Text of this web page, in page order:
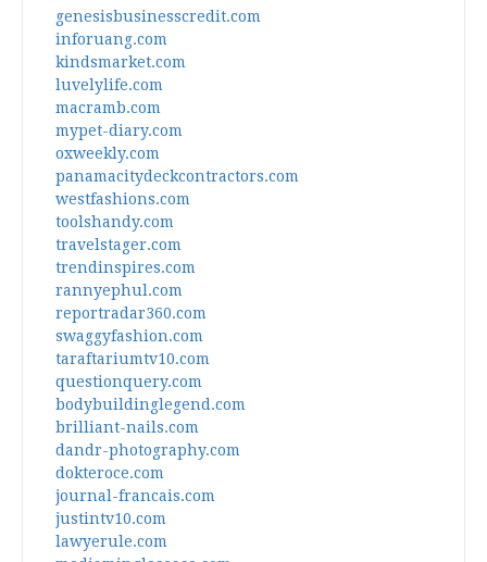
genesisbusinesscredit.com
inforuang.com
kindsmarket.com
luvelylife.com
macramb.com
mypet-diary.com
oxweekly.com
panamacitydeckcontractors.com
westfashions.com
toolshandy.com
travelstager.com
trendinspires.com
rannyephul.com
reportradar360.com
swaggyfashion.com
taraftariumtv10.com
questionquery.com
bodybuildinglegend.com
brilliant-nails.com
dandr-photography.com
dokteroce.com
journal-francais.com
justintv10.com
lawyerule.com